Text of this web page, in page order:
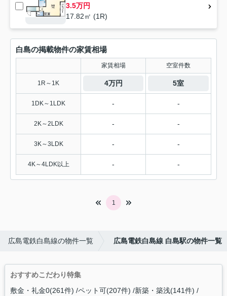
3.5万円
17.82㎡ (1R)
白島の掲載物件の家賃相場
家賃相場 空室件数
1R～1K 4万円 5室
1DK～1LDK - -
2K～2LDK - -
3K～3LDK - -
4K～4LDK以上 - -
1
広島電鉄白島線の物件一覧 広島電鉄白島線 白島駅の物件一覧
おすすめこだわり特集
敷金・礼金0(261件) ペット可(207件) 新築・築浅(141件)